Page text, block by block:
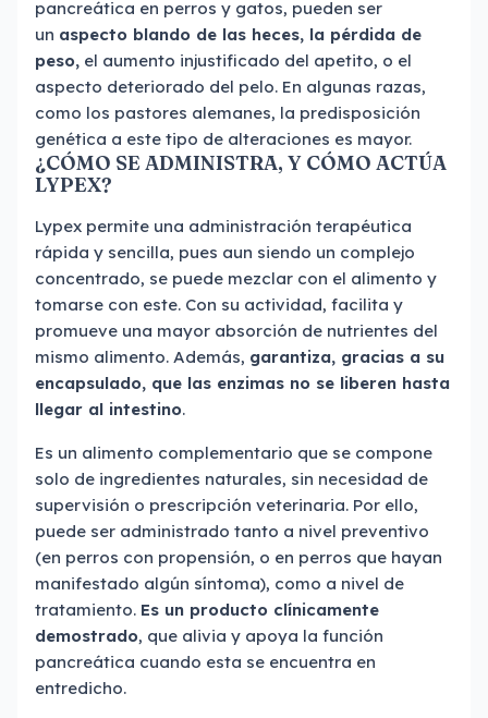
pancreática en perros y gatos, pueden ser
un aspecto blando de las heces, la pérdida de
peso, el aumento injustificado del apetito, o el
aspecto deteriorado del pelo. En algunas razas,
como los pastores alemanes, la predisposición
genética a este tipo de alteraciones es mayor.
¿CÓMO SE ADMINISTRA, Y CÓMO ACTÚA
LYPEX?
Lypex permite una administración terapéutica
rápida y sencilla, pues aun siendo un complejo
concentrado, se puede mezclar con el alimento y
tomarse con este. Con su actividad, facilita y
promueve una mayor absorción de nutrientes del
mismo alimento. Además, garantiza, gracias a su
encapsulado, que las enzimas no se liberen hasta
llegar al intestino.
Es un alimento complementario que se compone
solo de ingredientes naturales, sin necesidad de
supervisión o prescripción veterinaria. Por ello,
puede ser administrado tanto a nivel preventivo
(en perros con propensión, o en perros que hayan
manifestado algún síntoma), como a nivel de
tratamiento. Es un producto clínicamente
demostrado, que alivia y apoya la función
pancreática cuando esta se encuentra en
entredicho.